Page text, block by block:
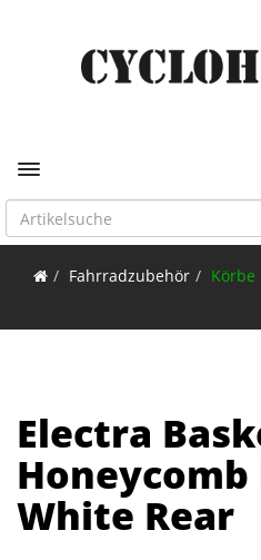
Toggle navigation
Fahrradzubehör Körbe
Electra
White Rear